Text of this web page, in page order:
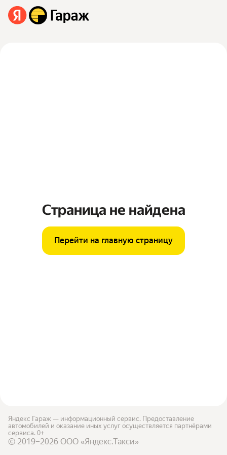
Страница не найдена
Перейти на главную страницу
Яндекс Гараж — информационный сервис. Предоставление
автомобилей и оказание иных услуг осуществляется партнёрами
сервиса. 0+
© 2019–2026 ООО «Яндекс.Такси»